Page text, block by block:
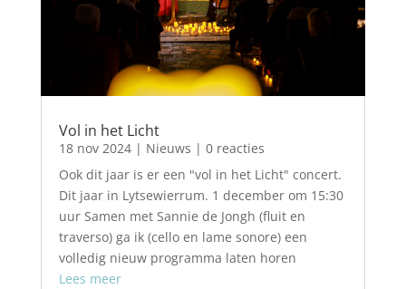
Vol in het Licht
18 nov 2024| Nieuws | 0 reacties
Ook dit jaar is er een "vol in het Licht" concert.
Dit jaar in Lytsewierrum. 1 december om 15:30
uur Samen met Sannie de Jongh (fluit en
traverso) ga ik (cello en lame sonore) een
volledig nieuw programma laten horen
Lees meer